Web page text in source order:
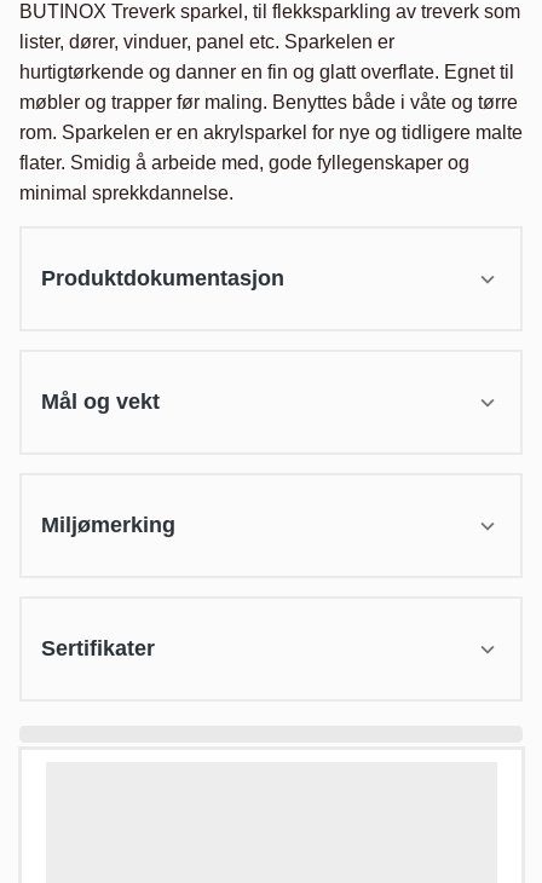
BUTINOX Treverk sparkel, til flekksparkling av treverk som
lister, dører, vinduer, panel etc. Sparkelen er
hurtigtørkende og danner en fin og glatt overflate. Egnet til
møbler og trapper før maling. Benyttes både i våte og tørre
rom. Sparkelen er en akrylsparkel for nye og tidligere malte
flater. Smidig å arbeide med, gode fyllegenskaper og
minimal sprekkdannelse.
Produktdokumentasjon
Mål og vekt
Miljømerking
Sertifikater